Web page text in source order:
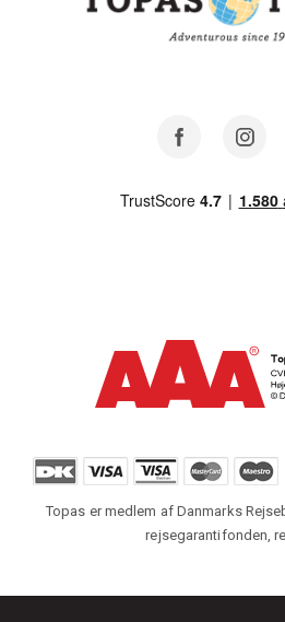
Facebook
Topas er medlem af Danmarks
rejsegarantifonden,